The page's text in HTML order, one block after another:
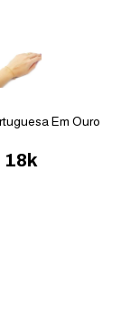
Em Ouro
18k